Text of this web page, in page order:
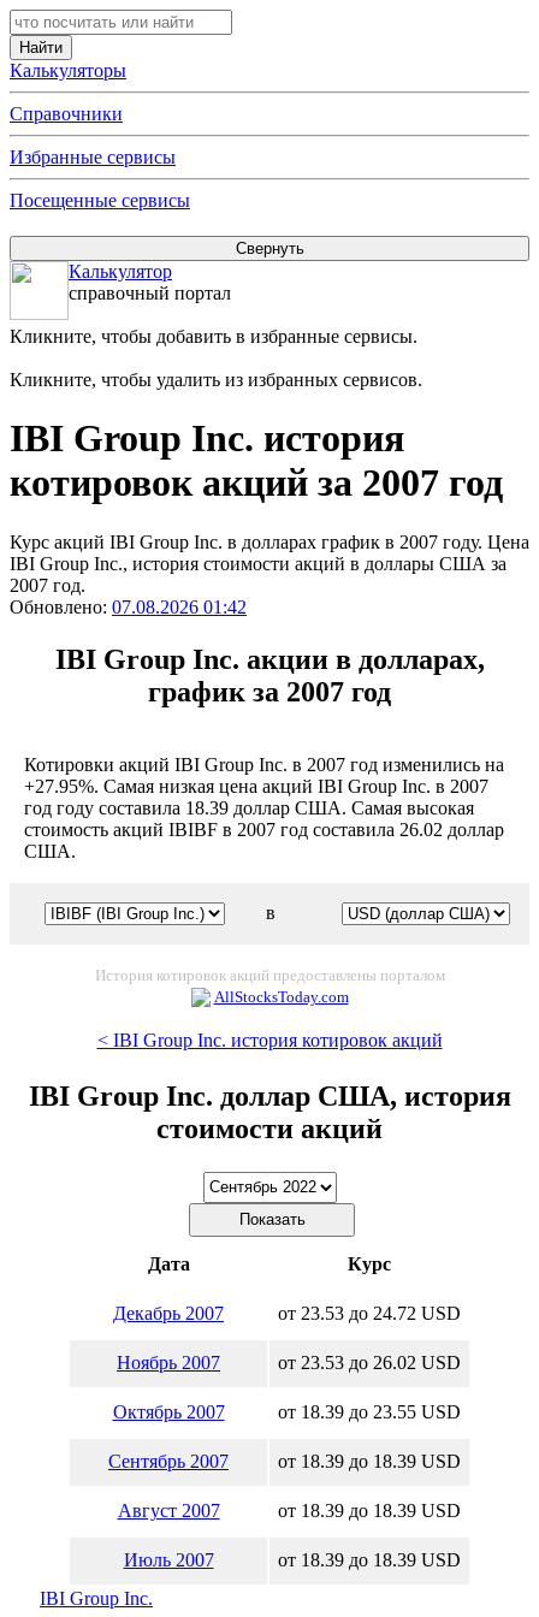
Калькуляторы
Справочники
Избранные сервисы
Посещенные сервисы
Калькулятор
справочный портал
Кликните, чтобы добавить в избранные сервисы.
Кликните, чтобы удалить из избранных сервисов.
IBI Group Inc. история
котировок акций за 2007 год
Курс акций IBI Group Inc. в долларах график в 2007 году. Цена
IBI Group Inc., история стоимости акций в доллары США за
2007 год.
Обновлено: 07.08.2026 01:42
IBI Group Inc. акции в долларах,
график за 2007 год
Котировки акций IBI Group Inc. в 2007 год изменились на
+27.95%. Самая низкая цена акций IBI Group Inc. в 2007
год году составила 18.39 доллар США. Самая высокая
стоимость акций IBIBF в 2007 год составила 26.02 доллар
США.
в
История котировок акций предоставлены порталом
AllStocksToday.com
< IBI Group Inc. история котировок акций
IBI Group Inc. доллар США, история
стоимости акций
Дата Курс
Декабрь 2007 от 23.53 до 24.72 USD
Ноябрь 2007 от 23.53 до 26.02 USD
Октябрь 2007 от 18.39 до 23.55 USD
Сентябрь 2007 от 18.39 до 18.39 USD
Август 2007 от 18.39 до 18.39 USD
Июль 2007
от 18.39 до 18.39 USD
IBI Group Inc.